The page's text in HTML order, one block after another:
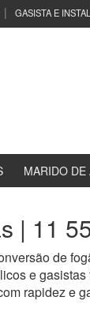
GASISTA E
MARIDO
| 11
de
e
rapidez e